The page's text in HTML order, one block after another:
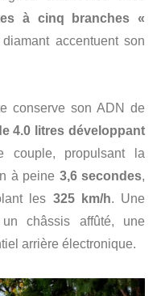
à cinq branches «
accentuent son
conserve son ADN de
4.0 litres développant
propulsant la
à peine 3,6 secondes,
les 325 km/h. Une
châssis affûté, une
arrière électronique.